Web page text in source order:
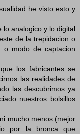
he visto esto y
lo analogico y lo digital
de la trepidacion o
o modo de captacion
los fabricantes se
las realidades de
las descubrimos ya
nuestros bolsillos
mucho menos (mejor
por la bronca que